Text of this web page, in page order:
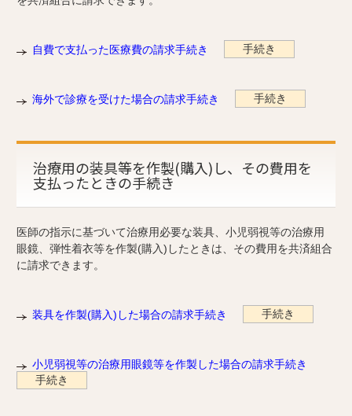
自費で支払った医療費の請求手続き 手続き
海外で診療を受けた場合の請求手続き 手続き
治療用の装具等を作製(購入)し、その費用を
支払ったときの手続き
医師の指示に基づいて治療用必要な装具、小児弱視等の治療用
眼鏡、弾性着衣等を作製(購入)したときは、その費用を共済組合
に請求できます。
装具を作製(購入)した場合の請求手続き 手続き
小児弱視等の治療用眼鏡等を作製した場合の請求手続き
手続き